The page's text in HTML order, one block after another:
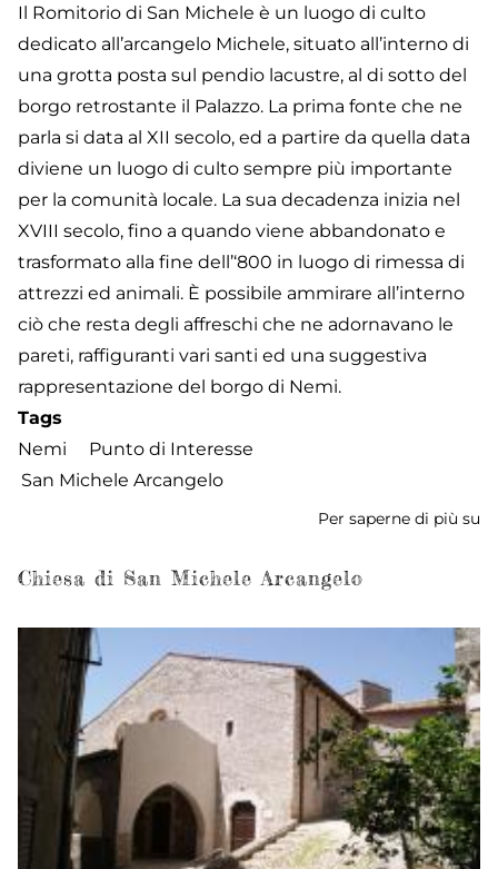
Il Romitorio di San Michele è un luogo di culto
dedicato all’arcangelo Michele, situato all’interno di
una grotta posta sul pendio lacustre, al di sotto del
borgo retrostante il Palazzo. La prima fonte che ne
parla si data al XII secolo, ed a partire da quella data
diviene un luogo di culto sempre più importante
per la comunità locale. La sua decadenza inizia nel
XVIII secolo, fino a quando viene abbandonato e
trasformato alla fine dell’‘800 in luogo di rimessa di
attrezzi ed animali. È possibile ammirare all’interno
ciò che resta degli affreschi che ne adornavano le
pareti, raffiguranti vari santi ed una suggestiva
rappresentazione del borgo di Nemi.
Tags
Nemi
Punto di Interesse
San Michele Arcangelo
Per saperne di più su
Chiesa di San Michele Arcangelo